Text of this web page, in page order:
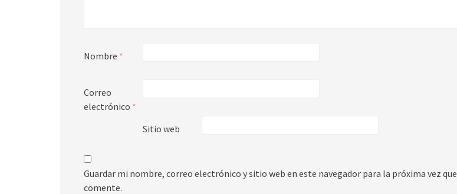
Nombre *
Correo
electrónico *
Sitio web
Guardar mi nombre, correo electrónico y sitio web en este navegador para la próxima vez que
comente.